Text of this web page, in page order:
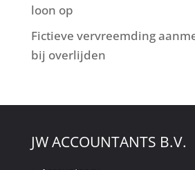
loon op
Fictieve vervreemding
bij overlijden
JW ACCOUNTANTS B.V.